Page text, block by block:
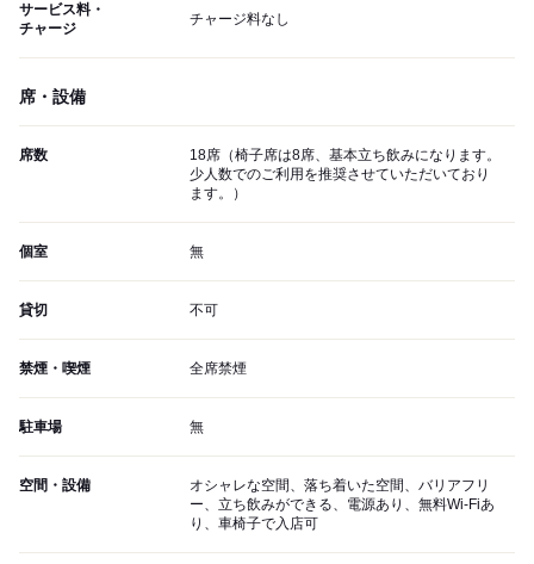
サービス料・
チャージ
チャージ料なし
席・設備
席数
18席（椅子席は8席、基本立ち飲みになります。
少人数でのご利用を推奨させていただいており
ます。）
個室 無
貸切 不可
禁煙・喫煙 全席禁煙
駐車場 無
空間・設備
オシャレな空間、落ち着いた空間、バリアフリ
ー、立ち飲みができる、電源あり、無料Wi-Fiあ
り、車椅子で入店可